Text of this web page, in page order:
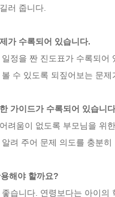
러 줍니다.
가 수록되어 있습니다.
정을 짠 진도표가 수록되
수 있도록 되짚어보는 문
가이드가 수록되어 있습니
려움이 없도록 부모님을 위
려 주어 문제 의도를 충분
해야 할까요?
습니다. 연령보다는 아이의